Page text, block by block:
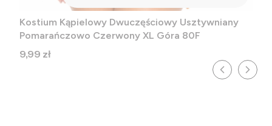
Kostium Kąpielowy Dwuczęściowy Usztywniany
Pomarańczowo Czerwony XL Góra 80F
Cena
9,99 zł